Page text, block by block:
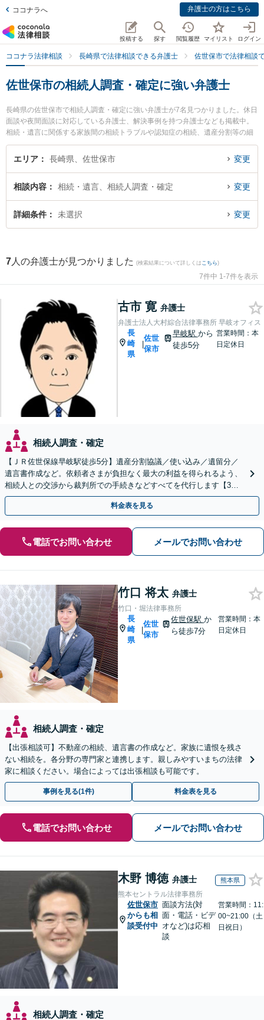
ココナラへ 弁護士の方はこちら
投稿する 探す 閲覧履歴 マイリスト ログイン
ココナラ法律相談 長崎県で法律相談できる弁護士 佐世保市で法律相談
佐世保市の相続人調査・確定に強い弁護士
長崎県の佐世保市で相続人調査・確定に強い弁護士が7名見つかりました。休日
面談や夜間面談に対応している弁護士、解決事例を持つ弁護士なども掲載中。
相続・遺言に関係する家族間の相続トラブルや認知症の相続、遺産分割等の細
かな分野での絞り込み検索もでき便利です。特に弁護士法人大村綜合法律事務
所 早岐オフィスの古市 寛弁護士や竹口・堀法律事務所の竹口 将太弁護士、竹
のトラブルを今すぐに弁護士に相談したい』『相続人調査・確定のトラブル解
決の実績豊富な近くの弁護士を検索したい』『初回相談無料で相続人調査・確
定を法律相談できる佐世保市内の弁護士に相談予約したい』などでお困りの相
エリア 長崎県、佐世保市 変更
相談内容 相続・遺言、相続人調査・確定 変更
詳細条件 未選択 変更
7 人の弁護士が見つかりました (検索結果について詳しくは こちら)
7件中 1-7件を表示
古市 寛 弁護士
弁護士法人大村綜合法律事務所 早岐オフィス
長
崎
県
|
佐世
保市
早岐駅 から
徒歩5分
営業時間：本
日定休日
相続人調査・確定
【ＪＲ佐世保線早岐駅徒歩5分】遺産分割協議／使い込み／遺留分／
遺言書作成など。依頼者さまが負担なく最大の利益を得られるよう、
相続人との交渉から裁判所での手続きなどすべてを代行します【3拠
点に計6人弁護士在籍】
料金表を見る
電話でお問い合わせ メールでお問い合わせ
竹口 将太 弁護士
竹口・堀法律事務所
長
崎
県
|
佐世
保市
佐世保駅か
ら徒歩7分
営業時間：本
日定休日
相続人調査・確定
【出張相談可】不動産の相続、遺言書の作成など。家族に遺恨を残さ
ない相続を。各分野の専門家と連携します。親しみやすいまちの法律
家に相談ください。場合によっては出張相談も可能です。
事例を見る(1件) 料金表を見る
電話でお問い合わせ メールでお問い合わせ
木野 博徳 弁護士 熊本県
熊本セントラル法律事務所
佐世保市
からも相
談受付中
面談方法(対
面・電話・ビデ
オなど)は応相
談
営業時間：11:
00~21:00（土
日祝日）
相続人調査・確定